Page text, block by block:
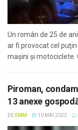
Un român de 25 de
ar fi provocat cel
maşini şi motociclete.
Piroman,
13 anexe
DE EMM 10 MAI 2023